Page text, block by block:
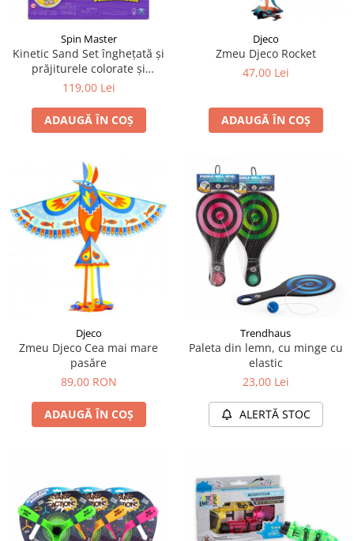
Spin Master
Kinetic Sand Set înghețată și
prăjiturele colorate și
parfumate
119,00 Lei
ADAUGĂ ÎN COȘ
Djeco
Zmeu Djeco Rocket
47,00 Lei
ADAUGĂ ÎN COȘ
Djeco
Zmeu Djeco Cea mai mare
pasăre
89,00 RON
ADAUGĂ ÎN COȘ
Trendhaus
Paleta din lemn, cu minge cu
elastic
23,00 Lei
ALERTĂ STOC